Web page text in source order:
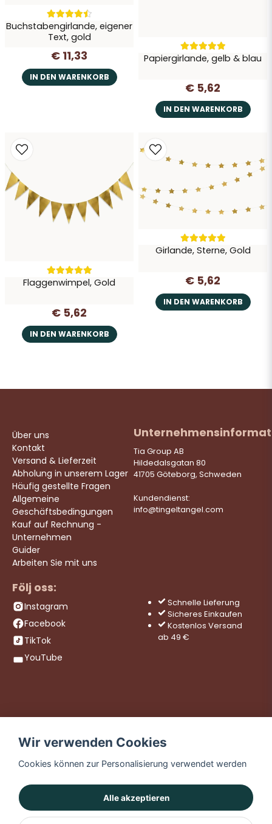
Buchstabengirlande, eigener
Text, gold
€ 11,33
IN DEN WARENKORB
Papiergirlande, gelb & blau
€ 5,62
IN DEN WARENKORB
Flaggenwimpel, Gold
€ 5,62
IN DEN WARENKORB
Girlande, Sterne, Gold
€ 5,62
IN DEN WARENKORB
Über uns
Kontakt
Versand & Lieferzeit
Abholung in unserem Lager
Häufig gestellte Fragen
Allgemeine
Geschäftsbedingungen
Kauf auf Rechnung -
Unternehmen
Guider
Arbeiten Sie mit uns
Tia Group AB
Hildedalsgatan 80
41705 Göteborg, Schweden
Kundendienst:
info@tingeltangel.com
Följ oss:
Instagram
Facebook
TikTok
YouTube
Schnelle Lieferung
Sicheres Einkaufen
Kostenlos Versand
ab 49 €
Wir verwenden Cookies
Cookies können zur Personalisierung verwendet werden
Alle akzeptieren